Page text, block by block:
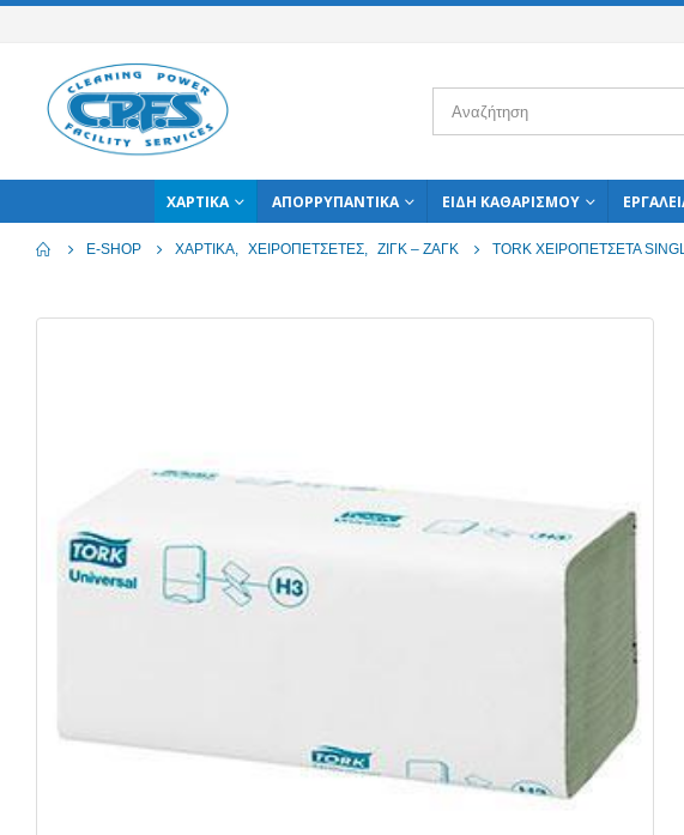
ΧΑΡΤΙΚΆ ΑΠΟΡΡΥΠΑΝΤΙΚΆ ΕΊΔΗ ΚΑΘΑΡΙΣΜΟΎ
E-SHOP ΧΑΡΤΙΚΆ, ΧΕΙΡΟΠΕΤΣΈΤΕΣ, ΖΙΓΚ – ΖΑΓΚ TORK ΧΕΙΡΟΠΕΤΣΕΤΑ